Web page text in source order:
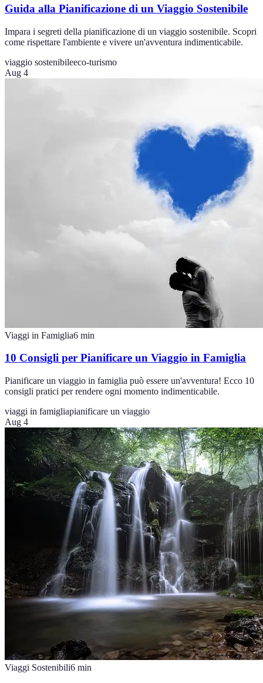
Guida alla Pianificazione di un Viaggio Sostenibile
Impara i segreti della pianificazione di un viaggio sostenibile. Scopri
come rispettare l'ambiente e vivere un'avventura indimenticabile.
viaggio sostenibileeco-turismo
Aug 4
Viaggi in Famiglia6 min
10 Consigli per Pianificare un Viaggio in Famiglia
Pianificare un viaggio in famiglia può essere un'avventura! Ecco 10
consigli pratici per rendere ogni momento indimenticabile.
viaggi in famigliapianificare un viaggio
Aug 4
Viaggi Sostenibili6 min